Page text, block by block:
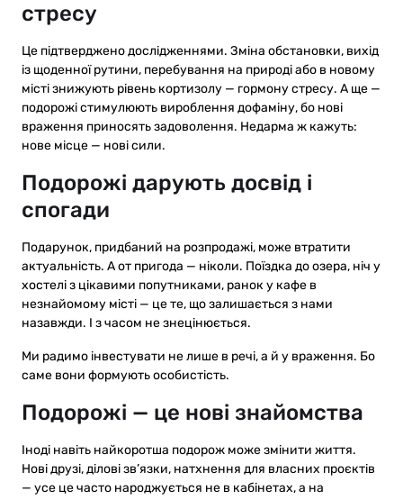
стресу
Це підтверджено дослідженнями. Зміна обстановки, вихід
із щоденної рутини, перебування на природі або в новому
місті знижують рівень кортизолу — гормону стресу. А ще —
подорожі стимулюють вироблення дофаміну, бо нові
враження приносять задоволення. Недарма ж кажуть:
нове місце — нові сили.
Подорожі дарують досвід і
спогади
Подарунок, придбаний на розпродажі, може втратити
актуальність. А от пригода — ніколи. Поїздка до озера, ніч у
хостелі з цікавими попутниками, ранок у кафе в
незнайомому місті — це те, що залишається з нами
назавжди. І з часом не знецінюється.
Ми радимо інвестувати не лише в речі, а й у враження. Бо
саме вони формують особистість.
Подорожі — це нові знайомства
Іноді навіть найкоротша подорож може змінити життя.
Нові друзі, ділові зв’язки, натхнення для власних проєктів
— усе це часто народжується не в кабінетах, а на